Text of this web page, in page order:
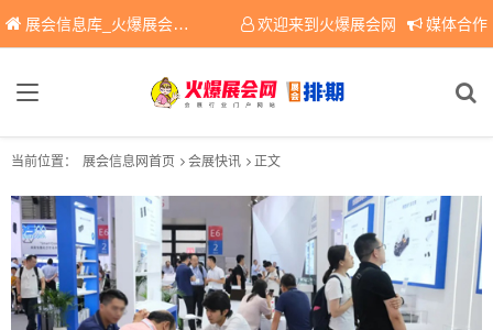
展会信息库_火爆展会网免费展会信息查询平台，提供专业会展服务！ 欢迎来到火爆展会网 媒体合作
当前位置： 展会信息网首页 会展快讯 正文